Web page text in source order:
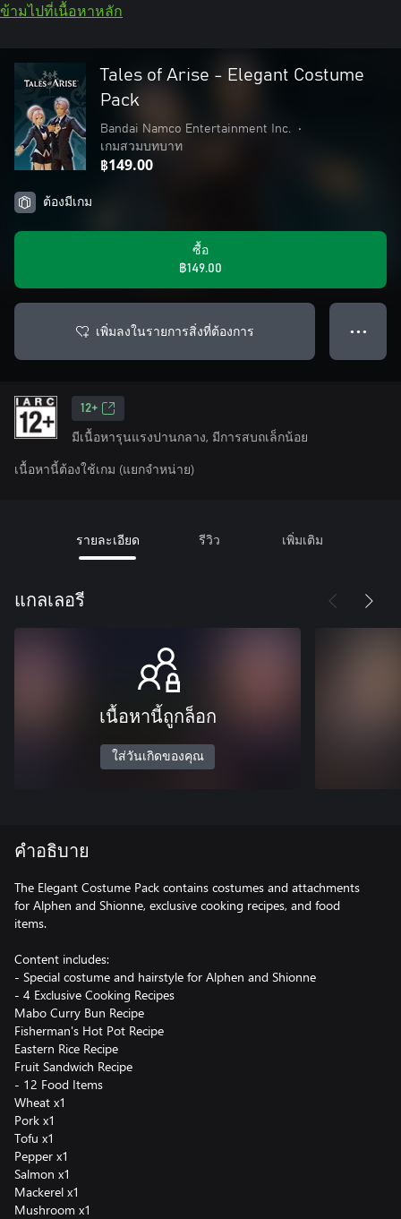
ข้ามไปที่เนื้อหาหลัก
Tales of Arise - Elegant Costume
Pack
Bandai Namco Entertainment Inc.
•
เกมสวมบทบาท
฿149.00
ต้องมีเกม
ซื้อ
฿149.00
เพิ่มลงในรายการสิ่งที่ต้องการ ● ● ●
12+
มีเนื้อหารุนแรงปานกลาง, มีการสบถเล็กน้อย
เนื้อหานี้ต้องใช้เกม (แยกจำหน่าย)
รายละเอียด รีวิว เพิ่มเติม
แกลเลอรี
เนื้อหานี้ถูกล็อก
ใส่วันเกิดของคุณ
คำอธิบาย
The Elegant Costume Pack contains costumes and attachments
for Alphen and Shionne, exclusive cooking recipes, and food
items.
Content includes:
- Special costume and hairstyle for Alphen and Shionne
- 4 Exclusive Cooking Recipes
Mabo Curry Bun Recipe
Fisherman's Hot Pot Recipe
Eastern Rice Recipe
Fruit Sandwich Recipe
- 12 Food Items
Wheat x1
Pork x1
Tofu x1
Pepper x1
Salmon x1
Mackerel x1
Mushroom x1